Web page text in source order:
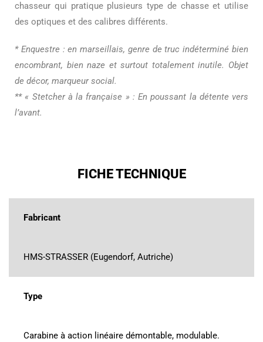
chasseur qui pratique plusieurs type de chasse et utilise
des optiques et des calibres différents.
* Enquestre : en marseillais, genre de truc indéterminé bien
encombrant, bien naze et surtout totalement inutile. Objet
de décor, marqueur social.
** « Stetcher à la française » : En poussant la détente vers
l’avant.
FICHE TECHNIQUE
Fabricant
HMS-STRASSER (Eugendorf, Autriche)
Type
Carabine à action linéaire démontable, modulable.